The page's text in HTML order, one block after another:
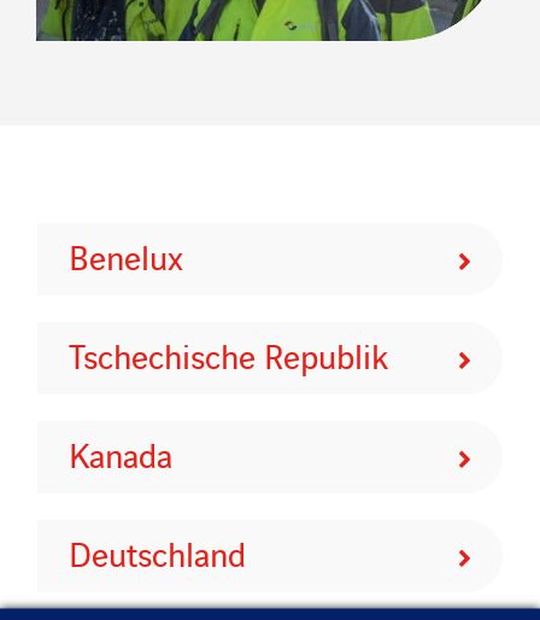
Benelux
Tschechische Republik
Kanada
Deutschland